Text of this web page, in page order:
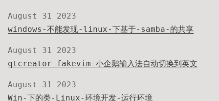
August 31 2023
windows-不能发现-linux-下基于-samba-的共享
August 31 2023
qtcreator-fakevim-小企鹅输入法自动切换到英文
August 31 2023
Win-下的类-Linux-环境开发-运行环境